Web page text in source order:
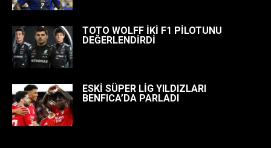
TOTO WOLFF İKİ F1 PİLOTUNU
DEĞERLENDİRDİ
ESKİ SÜPER LİG YILDIZLARI
BENFICA’DA PARLADI